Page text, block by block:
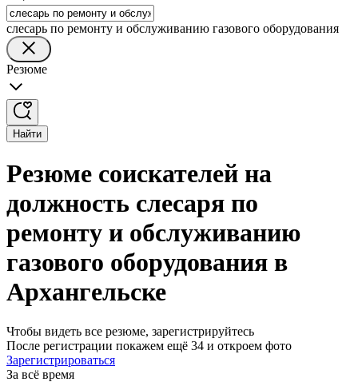
слесарь по ремонту и обслуживанию газового оборудования
Резюме
Найти
Резюме соискателей на
должность слесаря по
ремонту и обслуживанию
газового оборудования в
Архангельске
Чтобы видеть все резюме, зарегистрируйтесь
После регистрации покажем ещё 34 и откроем фото
Зарегистрироваться
За всё время